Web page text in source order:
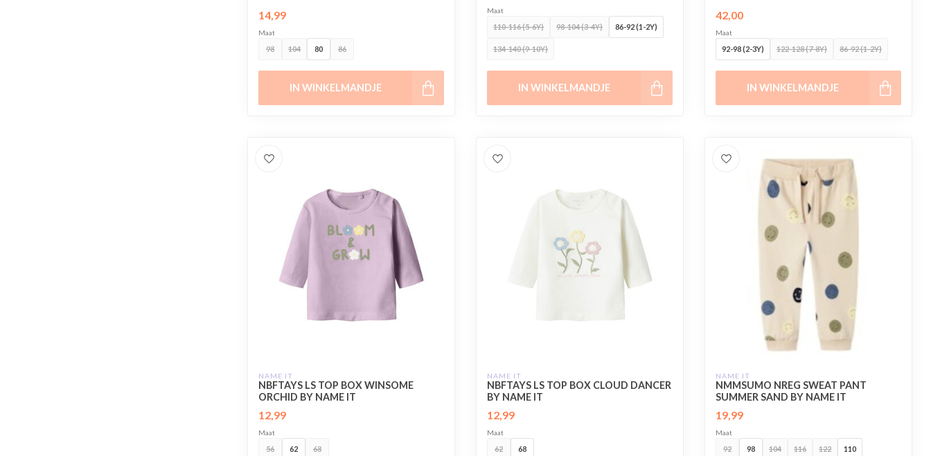
14,99
Maat
98 104 80 86
IN WINKELMANDJE
Maat
110-116 (5-6Y) 98-104 (3-4Y) 86-92 (1-2Y)
134-140 (9-10Y)
IN WINKELMANDJE
42,00
Maat
92-98 (2-3Y) 122-128 (7-8Y) 86-92 (1-2Y)
IN WINKELMANDJE
NAME IT
NBFTAYS LS TOP BOX WINSOME
ORCHID BY NAME IT
12,99
Maat
56 62 68
NAME IT
NBFTAYS LS TOP BOX CLOUD DANCER
BY NAME IT
12,99
Maat
62 68
NAME IT
NMMSUMO NREG SWEAT PANT
SUMMER SAND BY NAME IT
19,99
Maat
92 98 104 116 122 110